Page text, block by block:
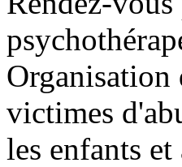
Organisation
victimes
les enfants et